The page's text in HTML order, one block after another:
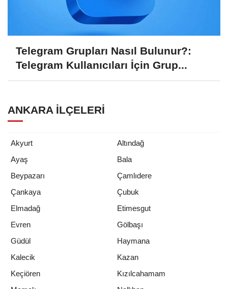
Telegram Grupları Nasıl Bulunur?:
Telegram Kullanıcıları İçin Grup...
ANKARA İLÇELERI
Akyurt
Altındağ
Ayaş
Bala
Beypazarı
Çamlıdere
Çankaya
Çubuk
Elmadağ
Etimesgut
Evren
Gölbaşı
Güdül
Haymana
Kalecik
Kazan
Keçiören
Kızılcahamam